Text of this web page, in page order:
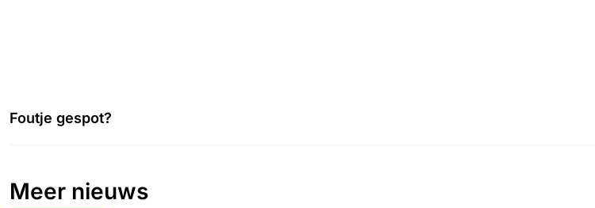
Foutje gespot?
Meer nieuws